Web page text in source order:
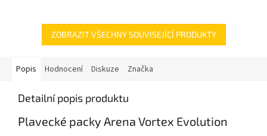
plaveckých způsobech.
ZOBRAZIT VŠECHNY SOUVISEJÍCÍ PRODUKTY
Popis Hodnocení Diskuze Značka
Detailní popis produktu
Plavecké packy Arena Vortex Evolution